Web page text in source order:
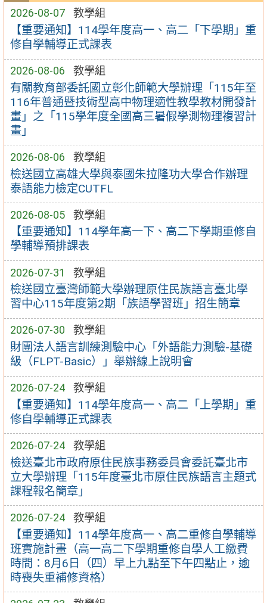
2026-08-07 教學組
【重要通知】114學年度高一、高二「下學期」重
修自學輔導正式課表
2026-08-06 教學組
有關教育部委託國立彰化師範大學辦理「115年至
116年普通暨技術型高中物理適性教學教材開發計
畫」之「115學年度全國高三暑假學測物理複習計
畫」
2026-08-06 教學組
檢送國立高雄大學與泰國朱拉隆功大學合作辦理
泰語能力檢定CUTFL
2026-08-05 教學組
【重要通知】114學年高一下、高二下學期重修自
學輔導預排課表
2026-07-31 教學組
檢送國立臺灣師範大學辦理原住民族語言臺北學
習中心115年度第2期「族語學習班」招生簡章
2026-07-30 教學組
財團法人語言訓練測驗中心「外語能力測驗-基礎
級（FLPT-Basic）」舉辦線上說明會
2026-07-24 教學組
【重要通知】114學年度高一、高二「上學期」重
修自學輔導正式課表
2026-07-24 教學組
檢送臺北市政府原住民族事務委員會委託臺北市
立大學辦理「115年度臺北市原住民族語言主題式
課程報名簡章」
2026-07-24 教學組
【重要通知】114學年度高一、高二重修自學輔導
班實施計畫（高一高二下學期重修自學人工繳費
時間：8月6日（四）早上九點至下午四點止，逾
時喪失重補修資格）